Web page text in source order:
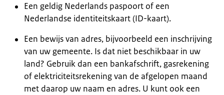
Een geldig Nederlands paspoort of een
Nederlandse identiteitskaart (ID-kaart).
Een bewijs van adres, bijvoorbeeld een inschrijving
van uw gemeente. Is dat niet beschikbaar in uw
land? Gebruik dan een bankafschrift, gasrekening
of elektriciteitsrekening van de afgelopen maand
met daarop uw naam en adres. U kunt ook een